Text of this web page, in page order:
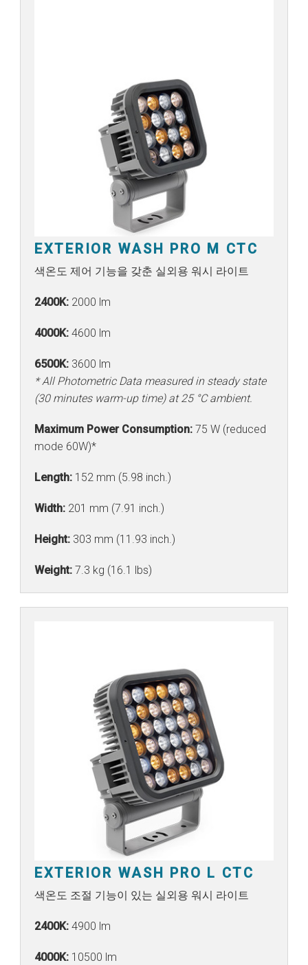
EXTERIOR WASH PRO M CTC
색온도 제어 기능을 갖춘 실외용 워시 라이트
2400K: 2000 lm
4000K: 4600 lm
6500K: 3600 lm
* All Photometric Data measured in steady state
(30 minutes warm-up time) at 25 °C ambient.
Maximum Power Consumption: 75 W (reduced
mode 60W)*
Length: 152 mm (5.98 inch.)
Width: 201 mm (7.91 inch.)
Height: 303 mm (11.93 inch.)
Weight: 7.3 kg (16.1 lbs)
EXTERIOR WASH PRO L CTC
색온도 조절 기능이 있는 실외용 워시 라이트
2400K: 4900 lm
4000K: 10500 lm